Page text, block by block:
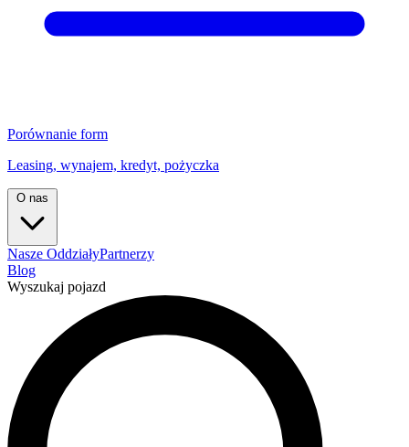
Porównanie form
Leasing, wynajem, kredyt, pożyczka
O nas
Nasze OddziałyPartnerzy
Blog
Wyszukaj pojazd